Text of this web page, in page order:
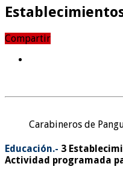
Compartir
Carabineros de
Educación.- 3
Actividad programada